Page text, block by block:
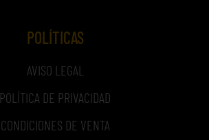
POLÍTICAS
AVISO LEGAL
POLÍTICA DE PRIVACIDAD
CONDICIONES DE VENTA